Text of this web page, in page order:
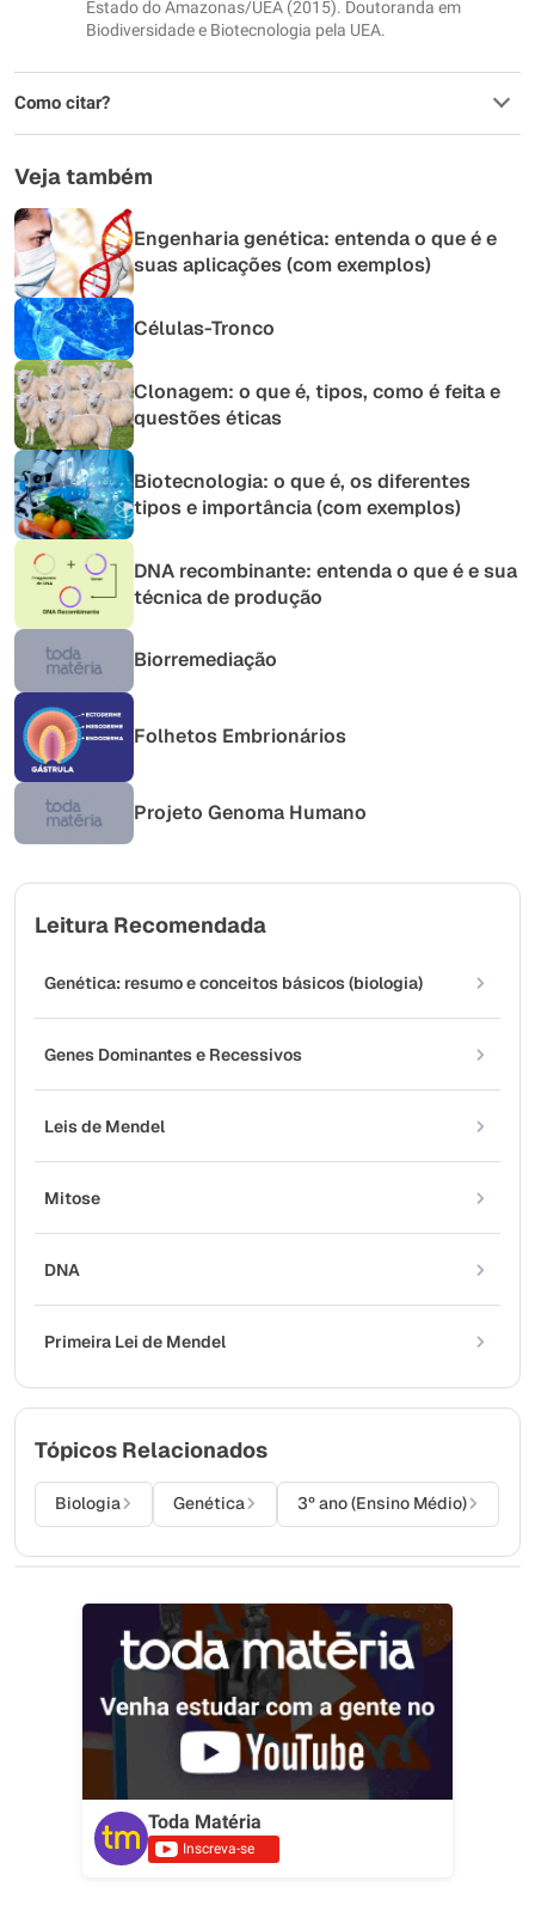
Estado do Amazonas/UEA (2015). Doutoranda em
Biodiversidade e Biotecnologia pela UEA.
Como citar?
Veja também
Engenharia genética: entenda o que é e
suas aplicações (com exemplos)
Células-Tronco
Clonagem: o que é, tipos, como é feita e
questões éticas
Biotecnologia: o que é, os diferentes
tipos e importância (com exemplos)
DNA recombinante: entenda o que é e sua
técnica de produção
Biorremediação
Folhetos Embrionários
Projeto Genoma Humano
Leitura Recomendada
Genética: resumo e conceitos básicos (biologia)
Genes Dominantes e Recessivos
Leis de Mendel
Mitose
DNA
Primeira Lei de Mendel
Tópicos Relacionados
Biologia Genética 3º ano (Ensino Médio)
Toda Matéria
Inscreva-se